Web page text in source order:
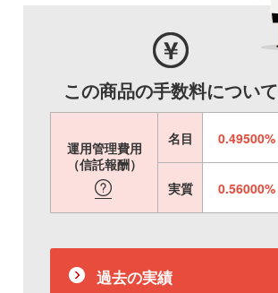
この商品の手数料について
運用管理費用
（信託報酬）
名目 0.49500%
実質 0.56000%
過去の実績